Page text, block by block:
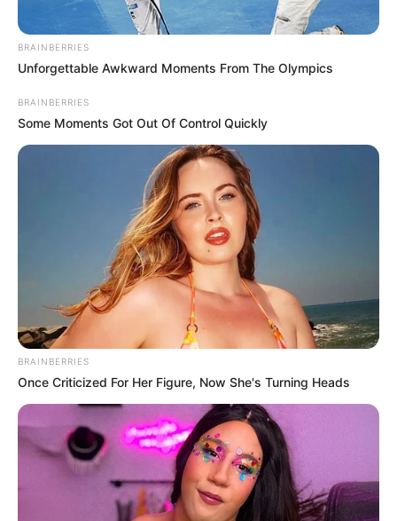
„Kell egy jobb ország!” – Óriási
siker a Tisza Párt új himnusza
BRAINBERRIES
Unforgettable Awkward Moments From The Olympics
BRAINBERRIES
Some Moments Got Out Of Control Quickly
BRAINBERRIES
Once Criticized For Her Figure, Now She's Turning Heads